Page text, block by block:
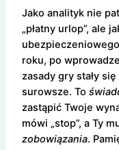
Jako analityk nie
„płatny urlop”, ale
ubezpieczeniowego
roku, po
zasady gry stały
surowsze. To
zastąpić Twoje
mówi „stop”, a Ty
zobowiązania.